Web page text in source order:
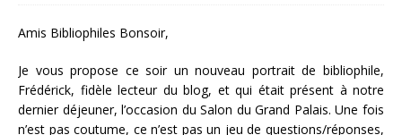
Amis Bibliophiles Bonsoir,
Je vous propose ce soir un nouveau portrait de bibliophile,
Frédérick, fidèle lecteur du blog, et qui était présent à notre
dernier déjeuner, l’occasion du Salon du Grand Palais. Une fois
n’est pas coutume, ce n’est pas un jeu de questions/réponses,